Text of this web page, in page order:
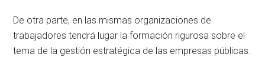
De otra parte, en las mismas organizaciones de
trabajadores tendrá lugar la formación rigurosa sobre el
tema de la gestión estratégica de las empresas públicas.